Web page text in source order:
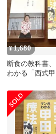
¥1,680
断食の教科書
わかる「西式甲